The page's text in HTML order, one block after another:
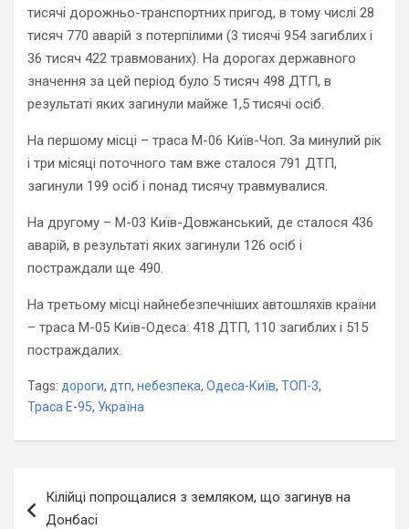
тисячі дорожньо-транспортних пригод, в тому числі 28
тисяч 770 аварій з потерпілими (3 тисячі 954 загиблих і
36 тисяч 422 травмованих). На дорогах державного
значення за цей період було 5 тисяч 498 ДТП, в
результаті яких загинули майже 1,5 тисячі осіб.
На першому місці – траса М-06 Київ-Чоп. За минулий рік
і три місяці поточного там вже сталося 791 ДТП,
загинули 199 осіб і понад тисячу травмувалися.
На другому – М-03 Київ-Довжанський, де сталося 436
аварій, в результаті яких загинули 126 осіб і
постраждали ще 490.
На третьому місці найнебезпечніших автошляхів країни
– траса М-05 Київ-Одеса: 418 ДТП, 110 загиблих і 515
постраждалих.
Tags: дороги, дтп, небезпека, Одеса-Київ, ТОП-3,
Траса Е-95, Україна
записів
Кілійці попрощалися з земляком, що загинув на
Донбасі